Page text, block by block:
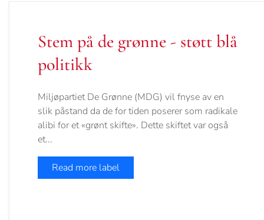
Stem på de grønne - støtt blå
politikk
Miljøpartiet De Grønne (MDG) vil fnyse av en
slik påstand da de for tiden poserer som radikale
alibi for et «grønt skifte». Dette skiftet var også
et...
Read more label